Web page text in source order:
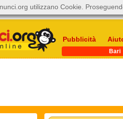
Pubblicità
Bari
utilizzano Cookie.